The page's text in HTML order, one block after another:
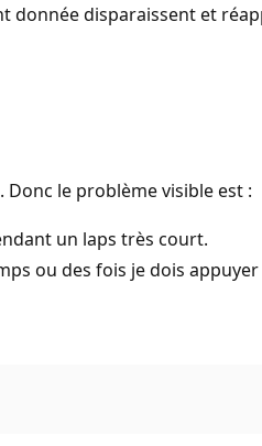
donnée disparaissent et
le problème visible est :
un laps très court.
ou des fois je dois